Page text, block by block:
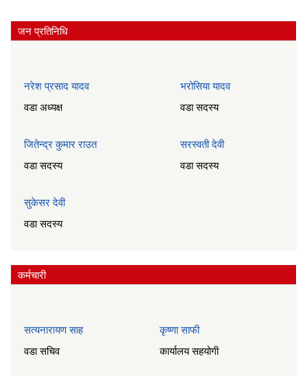
जन प्रतिनिधि
नरेश प्रसाद यादव
वडा अध्यक्ष
भरोसिया यादव
वडा सदस्य
जितेन्द्र कुमार राउत
वडा सदस्य
सरस्वती देवी
वडा सदस्य
सुकेसर देवी
वडा सदस्य
कर्मचारी
सत्यनारायण साह
वडा सचिव
कृष्णा साफी
कार्यालय सहयोगी